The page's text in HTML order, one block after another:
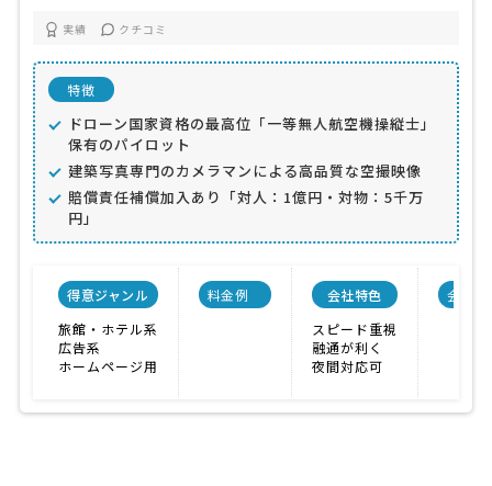
実績 クチコミ
特徴
ドローン国家資格の最高位「一等無人航空機操縦士」
保有のパイロット
建築写真専門のカメラマンによる高品質な空撮映像
賠償責任補償加入あり「対人：1億円・対物：5千万
円」
得意ジャンル
旅館・ホテル系
広告系
ホームページ用
料金例
会社特色
スピード重視
融通が利く
夜間対応可
会社規